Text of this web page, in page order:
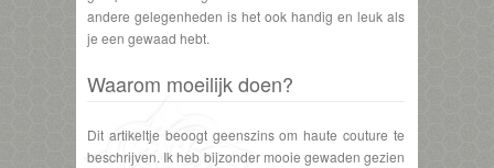
andere gelegenheden is het ook handig en leuk als
je een gewaad hebt.
Waarom moeilijk doen?
Dit artikeltje beoogt geenszins om haute couture te
beschrijven. Ik heb bijzonder mooie gewaden gezien